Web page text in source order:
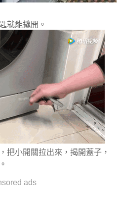
就能撬開。
把小開關拉出來，揭開蓋子，
ads